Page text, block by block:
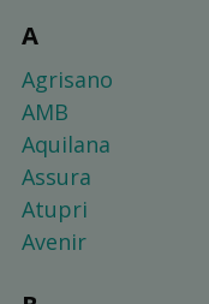
A
Agrisano
AMB
Aquilana
Assura
Atupri
Avenir